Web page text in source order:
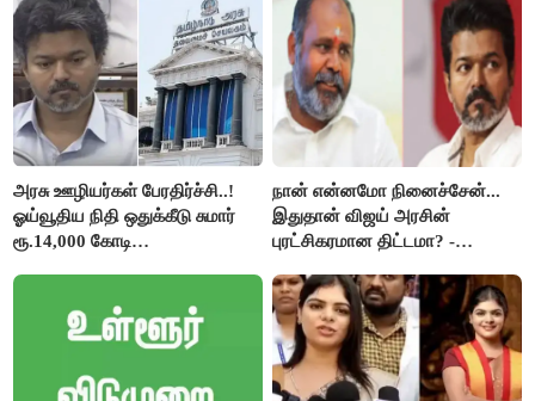
கேள்வி..!
அரசு ஊழியர்கள் பேரதிர்ச்சி..!
ஓய்வூதிய நிதி ஒதுக்கீடு சுமார்
ரூ.14,000 கோடி
நான் என்னமோ நினைச்சேன்...
இதுதான் விஜய் அரசின்
புரட்சிகரமான திட்டமா? -